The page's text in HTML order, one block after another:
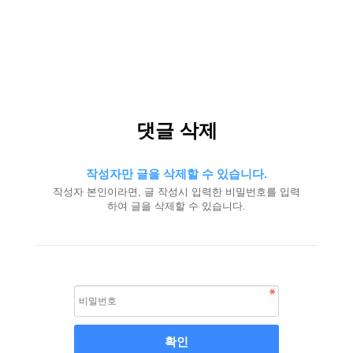
댓글 삭제
작성자만 글을 삭제할 수 있습니다.
작성자 본인이라면, 글 작성시 입력한 비밀번호를 입력
하여 글을 삭제할 수 있습니다.